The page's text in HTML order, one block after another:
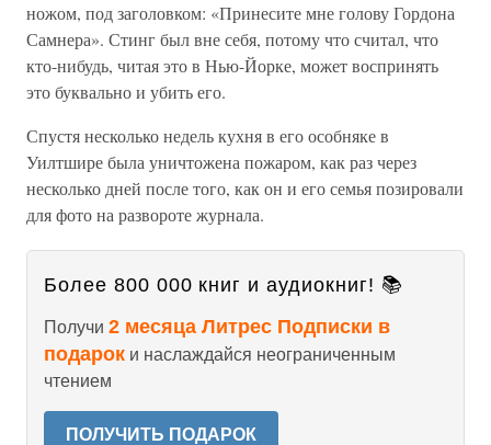
ножом, под заголовком: «Принесите мне голову Гордона
Самнера». Стинг был вне себя, потому что считал, что
кто-нибудь, читая это в Нью-Йорке, может воспринять
это буквально и убить его.
Спустя несколько недель кухня в его особняке в
Уилтшире была уничтожена пожаром, как раз через
несколько дней после того, как он и его семья позировали
для фото на развороте журнала.
Более 800 000 книг и аудиокниг! 📚
Получи 2 месяца Литрес Подписки в
подарок и наслаждайся неограниченным
чтением
ПОЛУЧИТЬ ПОДАРОК